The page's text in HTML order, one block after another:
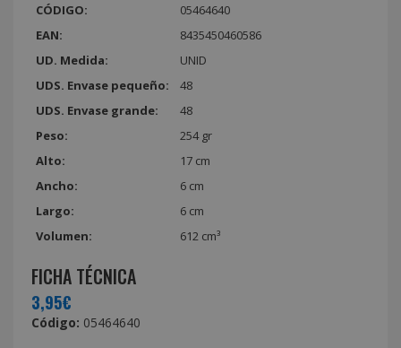
CÓDIGO:
05464640
EAN:
8435450460586
UD. Medida:
UNID
UDS. Envase pequeño:
48
UDS. Envase grande:
48
Peso:
254 gr
Alto:
17 cm
Ancho:
6 cm
Largo:
6 cm
Volumen:
612 cm³
FICHA TÉCNICA
3,95€
Código: 05464640